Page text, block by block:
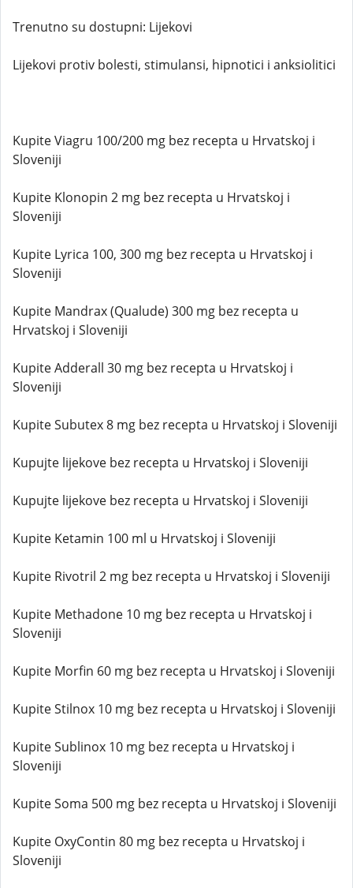
Trenutno su dostupni: Lijekovi
Lijekovi protiv bolesti, stimulansi, hipnotici i anksiolitici
Kupite Viagru 100/200 mg bez recepta u Hrvatskoj i
Sloveniji
Kupite Klonopin 2 mg bez recepta u Hrvatskoj i
Sloveniji
Kupite Lyrica 100, 300 mg bez recepta u Hrvatskoj i
Sloveniji
Kupite Mandrax (Qualude) 300 mg bez recepta u
Hrvatskoj i Sloveniji
Kupite Adderall 30 mg bez recepta u Hrvatskoj i
Sloveniji
Kupite Subutex 8 mg bez recepta u Hrvatskoj i Sloveniji
Kupujte lijekove bez recepta u Hrvatskoj i Sloveniji
Kupujte lijekove bez recepta u Hrvatskoj i Sloveniji
Kupite Ketamin 100 ml u Hrvatskoj i Sloveniji
Kupite Rivotril 2 mg bez recepta u Hrvatskoj i Sloveniji
Kupite Methadone 10 mg bez recepta u Hrvatskoj i
Sloveniji
Kupite Morfin 60 mg bez recepta u Hrvatskoj i Sloveniji
Kupite Stilnox 10 mg bez recepta u Hrvatskoj i Sloveniji
Kupite Sublinox 10 mg bez recepta u Hrvatskoj i
Sloveniji
Kupite Soma 500 mg bez recepta u Hrvatskoj i Sloveniji
Kupite OxyContin 80 mg bez recepta u Hrvatskoj i
Sloveniji